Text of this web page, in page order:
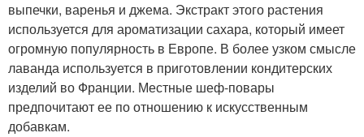
выпечки, варенья и джема. Экстракт этого растения
используется для ароматизации сахара, который имеет
огромную популярность в Европе. В более узком смысле
лаванда используется в приготовлении кондитерских
изделий во Франции. Местные шеф-повары
предпочитают ее по отношению к искусственным
добавкам.